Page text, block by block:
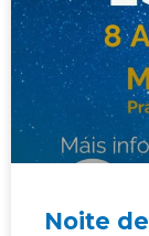
Noite